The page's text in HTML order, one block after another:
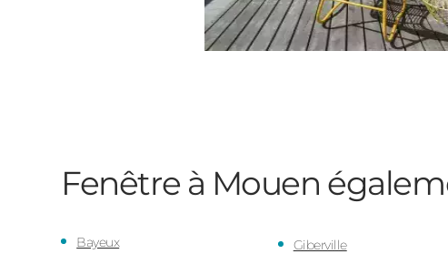
Fenêtre à Mouen
Bayeux
Giberville